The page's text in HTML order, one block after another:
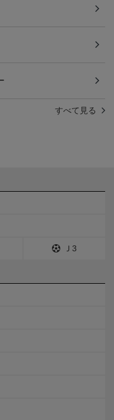
すべて見る
Ｊ3